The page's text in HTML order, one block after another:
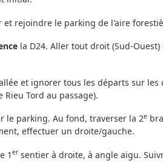
rejoindre le parking de l'aire
la D24. Aller tout droit (Sud-
et ignorer tous les départs sur les
Tord au passage).
le parking. Au fond, traverser la 2e
effectuer un droite/gauche.
1 ersentier à droite, à angle aigu.